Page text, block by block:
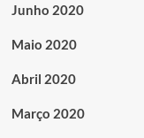
Junho 2020
Maio 2020
Abril 2020
Março 2020